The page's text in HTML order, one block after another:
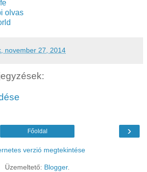
olvas
november 27, 2014
›
Főoldal
verzió megtekintése
Üzemeltető: Blogger.